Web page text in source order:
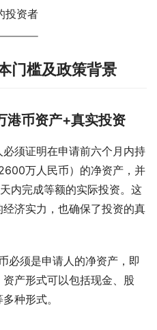
投资者
门槛及政策背景
港币资产+真实投资
须证明在申请前六个月内持
万人民币）的净资产，并
内完成等额的实际投资。这
济实力，也确保了投资的真
必须是申请人的净资产，即
产形式可以包括现金、股
种形式。